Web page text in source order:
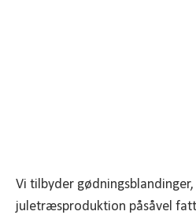
Vi tilbyder
juletræsproduktion påsåvel